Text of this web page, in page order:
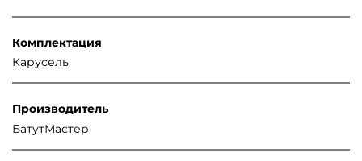
Комплектация
Карусель
Производитель
БатутМастер